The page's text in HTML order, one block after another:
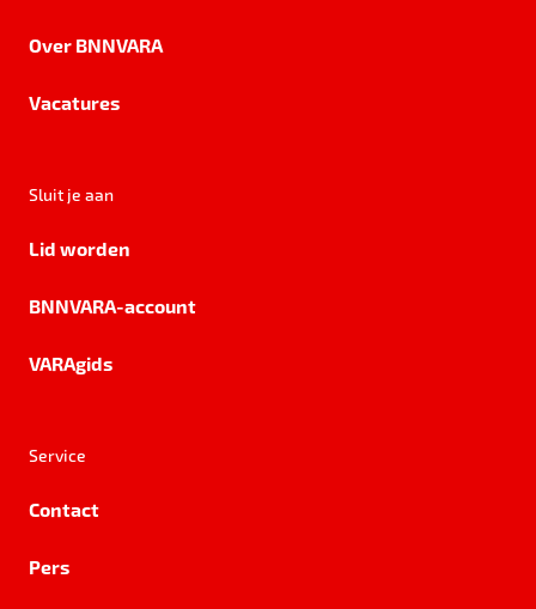
Over BNNVARA
Vacatures
Sluit je aan
Lid worden
BNNVARA-account
VARAgids
Service
Contact
Pers